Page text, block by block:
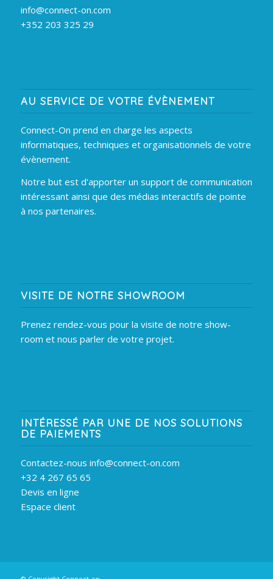
info@connect-on.com
+352 203 325 29
AU SERVICE DE VOTRE ÉVÈNEMENT
Connect-On prend en charge les aspects
informatiques, techniques et organisationnels de votre
évènement.
Notre but est d'apporter un support de communication
intéressant ainsi que des médias interactifs de pointe
à nos partenaires.
VISITE DE NOTRE SHOWROOM
Prenez rendez-vous pour la visite de notre show-
room et nous parler de votre projet.
INTÉRESSÉ PAR UNE DE NOS SOLUTIONS
DE PAIEMENTS
Contactez-nous info@connect-on.com
+32 4 267 65 65
Devis en ligne
Espace client